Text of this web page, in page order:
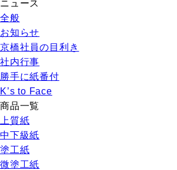
ニュース
全般
お知らせ
京橋社員の目利き
社内行事
勝手に紙番付
K’s to Face
商品一覧
上質紙
中下級紙
塗工紙
微塗工紙